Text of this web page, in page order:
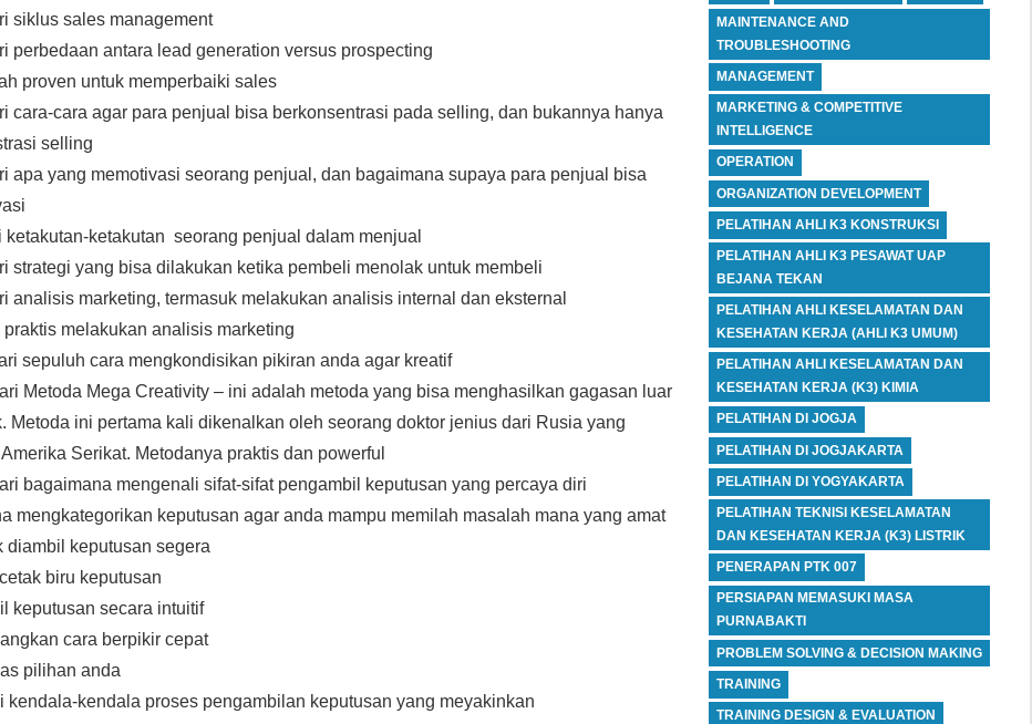
siklus sales management
perbedaan antara lead generation versus prospecting
proven untuk memperbaiki sales
cara-cara agar para penjual bisa berkonsentrasi pada selling, dan bukannya hanya
selling
apa yang memotivasi seorang penjual, dan bagaimana supaya para penjual bisa
ketakutan-ketakutan seorang penjual dalam menjual
strategi yang bisa dilakukan ketika pembeli menolak untuk membeli
analisis marketing, termasuk melakukan analisis internal dan eksternal
praktis melakukan analisis marketing
sepuluh cara mengkondisikan pikiran anda agar kreatif
Metoda Mega Creativity – ini adalah metoda yang bisa menghasilkan gagasan luar
Metoda ini pertama kali dikenalkan oleh seorang doktor jenius dari Rusia yang
Serikat. Metodanya praktis dan powerful
bagaimana mengenali sifat-sifat pengambil keputusan yang percaya diri
mengkategorikan keputusan agar anda mampu memilah masalah mana yang amat
diambil keputusan segera
biru keputusan
keputusan secara intuitif
cara berpikir cepat
pilihan anda
kendala-kendala proses pengambilan keputusan yang meyakinkan
MAINTENANCE AND
TROUBLESHOOTING
MANAGEMENT
MARKETING & COMPETITIVE
INTELLIGENCE
OPERATION
ORGANIZATION DEVELOPMENT
PELATIHAN AHLI K3 KONSTRUKSI
PELATIHAN AHLI K3 PESAWAT UAP
BEJANA TEKAN
PELATIHAN AHLI KESELAMATAN DAN
KESEHATAN KERJA (AHLI K3 UMUM)
PELATIHAN AHLI KESELAMATAN DAN
KESEHATAN KERJA (K3) KIMIA
PELATIHAN DI JOGJA
PELATIHAN DI JOGJAKARTA
PELATIHAN DI YOGYAKARTA
PELATIHAN TEKNISI KESELAMATAN
DAN KESEHATAN KERJA (K3) LISTRIK
PENERAPAN PTK 007
PERSIAPAN MEMASUKI MASA
PURNABAKTI
PROBLEM SOLVING & DECISION MAKING
TRAINING
TRAINING DESIGN & EVALUATION